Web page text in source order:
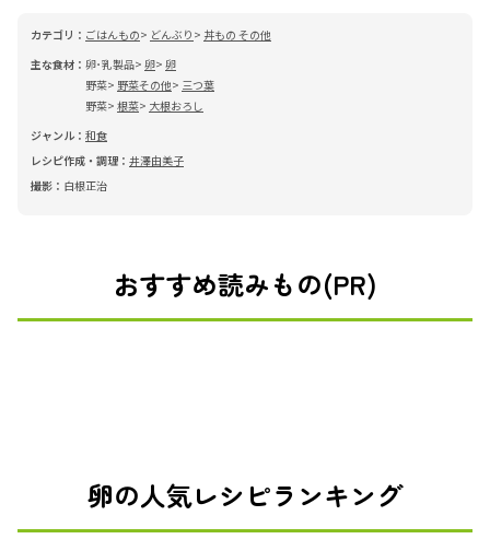
カテゴリ： ごはんもの どんぶり
丼もの その他
主な食材： 卵･乳製品 卵 卵
野菜
野菜その他
三つ葉
野菜 根菜
大根おろし
ジャンル： 和食
レシピ作成・調理： 井澤由美子
撮影： 白根正治
おすすめ読みもの(PR)
卵の人気レシピランキング